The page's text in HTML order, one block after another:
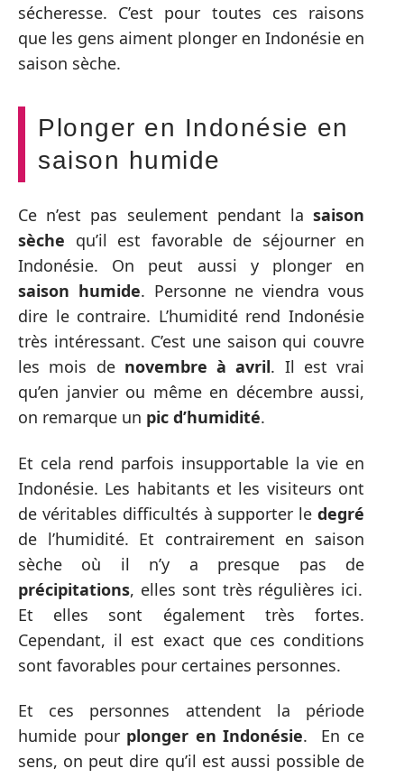
sécheresse. C’est pour toutes ces raisons
que les gens aiment plonger en Indonésie en
saison sèche.
Plonger en Indonésie en
saison humide
Ce n’est pas seulement pendant la saison
sèche qu’il est favorable de séjourner en
Indonésie. On peut aussi y plonger en
saison humide. Personne ne viendra vous
dire le contraire. L’humidité rend Indonésie
très intéressant. C’est une saison qui couvre
les mois de novembre à avril. Il est vrai
qu’en janvier ou même en décembre aussi,
on remarque un pic d’humidité.
Et cela rend parfois insupportable la vie en
Indonésie. Les habitants et les visiteurs ont
de véritables difficultés à supporter le degré
de l’humidité. Et contrairement en saison
sèche où il n’y a presque pas de
précipitations, elles sont très régulières ici.
Et elles sont également très fortes.
Cependant, il est exact que ces conditions
sont favorables pour certaines personnes.
Et ces personnes attendent la période
humide pour plonger en Indonésie. En ce
sens, on peut dire qu’il est aussi possible de